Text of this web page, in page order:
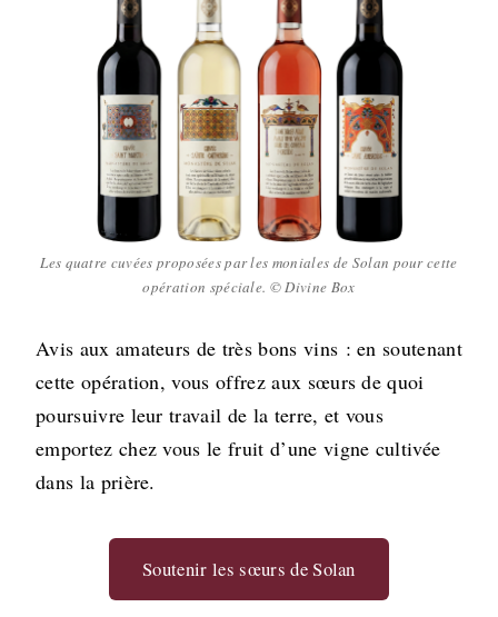
Les quatre cuvées proposées par les moniales de Solan pour cette
opération spéciale. © Divine Box
Avis aux amateurs de très bons vins : en soutenant
cette opération, vous offrez aux sœurs de quoi
poursuivre leur travail de la terre, et vous
emportez chez vous le fruit d’une vigne cultivée
dans la prière.
Soutenir les sœurs de Solan